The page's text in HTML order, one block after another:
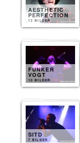
AESTHETIC
PERFECTION
12 BILDER
FUNKER
VOGT
10 BILDER
SITD
7 BILDER